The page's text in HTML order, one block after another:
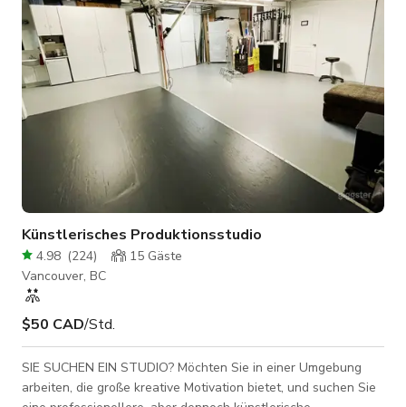
Insel zum Zusammenkommen und allem, was Sie für p
Künstlerisches Produktionsstudio
4.98 (224) 15 Gäste
Vancouver, BC
$50 CAD/Std.
SIE SUCHEN EIN STUDIO? Möchten Sie in einer Umgebung
arbeiten, die große kreative Motivation bietet, und suchen Sie